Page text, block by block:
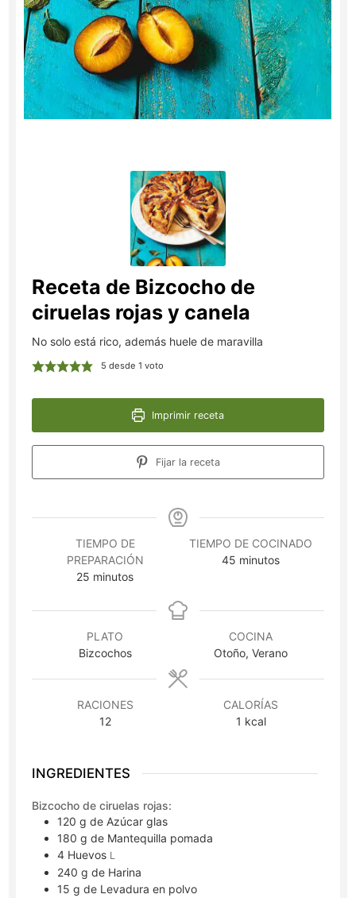
Receta de Bizcocho de
ciruelas rojas y canela
No solo está rico, además huele de maravilla
5 desde 1 voto
Imprimir receta
Fijar la receta
TIEMPO DE
PREPARACIÓN
25 minutos
minutos
TIEMPO DE COCINADO
45 minutos
minutos
PLATO
Bizcochos
COCINA
Otoño, Verano
RACIONES
12
CALORÍAS
1 kcal
INGREDIENTES
Bizcocho de ciruelas rojas:
120 g de Azúcar glas
180 g de Mantequilla pomada
4 Huevos L
240 g de Harina
15 g de Levadura en polvo